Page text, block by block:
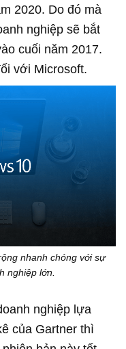
2020. Do đó mà
nghiệp sẽ bắt
cuối năm 2017.
với Microsoft.
nhanh chóng với sự
nghiệp lớn.
nghiệp lựa
của Gartner thì